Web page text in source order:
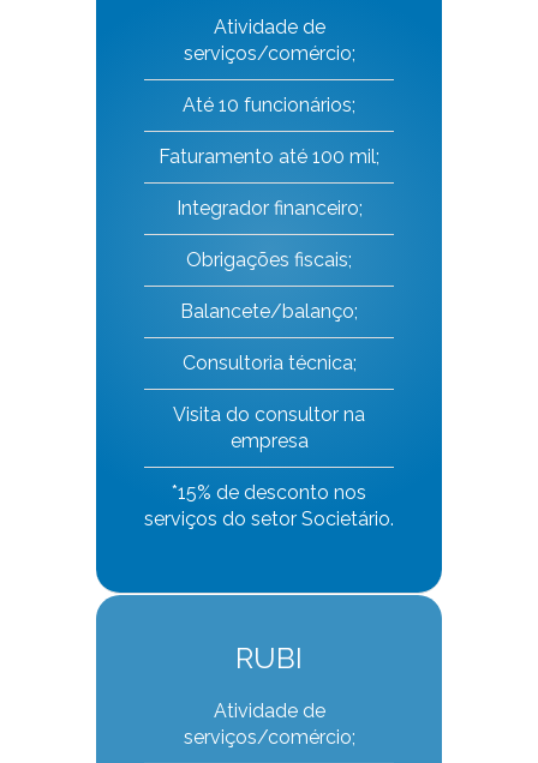
Atividade de
serviços/comércio;
Até 10 funcionários;
Faturamento até 100 mil;
Integrador financeiro;
Obrigações fiscais;
Balancete/balanço;
Consultoria técnica;
Visita do consultor na
empresa
*15% de desconto nos
serviços do setor Societário.
RUBI
Atividade de
serviços/comércio;